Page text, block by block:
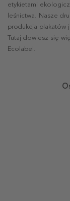
etykietami
leśnictwa. Nasze
produkcja plakatów
Tutaj dowiesz się
Ecolabel.